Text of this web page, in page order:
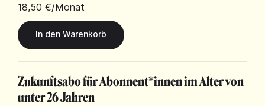
18,50 €/Monat
Zukunftsabo für Abonnent*innen im Alter von
unter 26 Jahren